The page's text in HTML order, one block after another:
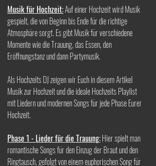
Musik für Hochzeit:Auf einer Hochzeit wird Musik
gespielt, die von Beginn bis Ende für die richtige
Atmosphäre sorgt. Es gibt Musik für verschiedene
Momente wie die Trauung, das Essen, den
Eröffnungstanz und dann Partymusik.
Als Hochzeits DJ zeigen wir Euch in diesem Artikel
Musik zur Hochzeit und die ideale Hochzeits Playlist
mit Liedern und modernen Songs für jede Phase Eurer
Hochzeit.
Phase 1 - Lieder für die Trauung:Hier spielt man
romantische Songs für den Einzug der Braut und den
Ringtausch, gefolgt von einem euphorischen Song für